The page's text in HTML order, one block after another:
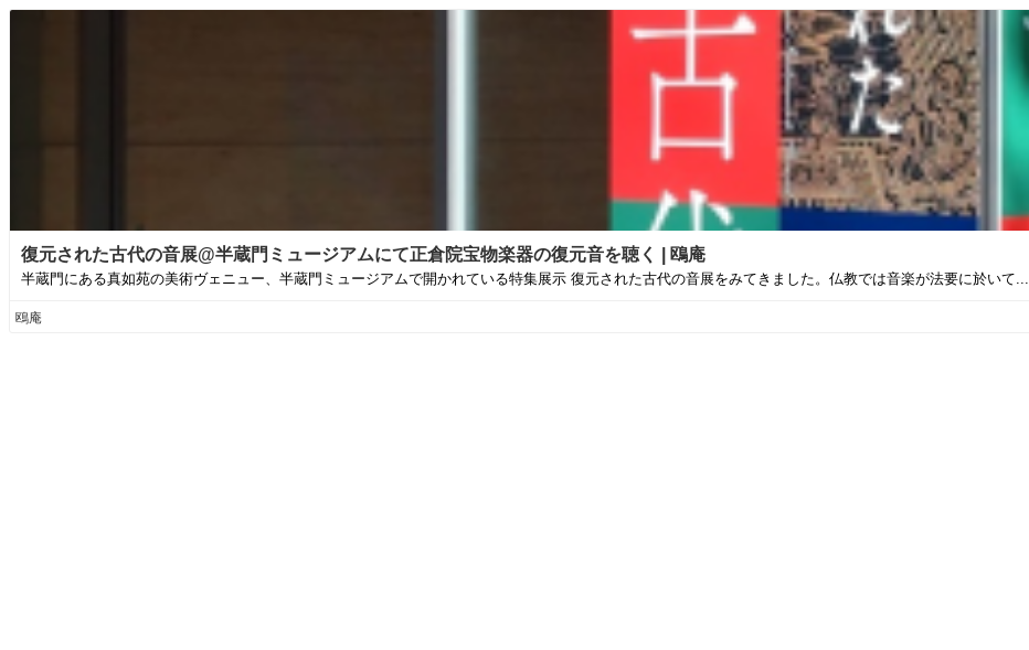
復元された古代の音展@半蔵門ミュージアムにて正倉院宝物楽器の復元音を聴く | 鴎庵
半蔵門にある真如苑の美術ヴェニュー、半蔵門ミュージアムで開かれている特集展示 復元された古代の音展をみてきました。仏教では音楽が法要に於いて...
鴎庵